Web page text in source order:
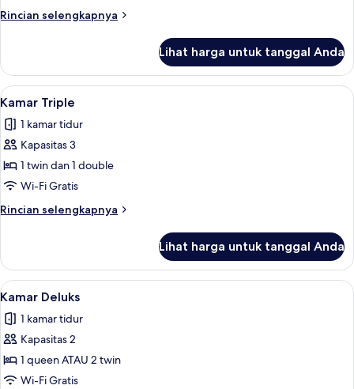
Rincian selengkapnya
Rincian
Kamar
Keluarga
Lihat harga untuk tanggal Anda
Lihat
semua
foto
untuk
Kamar
Triple
Brankas, meja kerja, kedap suara,
8
Kamar Triple
1 kamar tidur
Kapasitas 3
1 twin dan 1 double
Wi-Fi Gratis
Rincian selengkapnya
Rincian
Kamar
Triple
Lihat harga untuk tanggal Anda
Lihat
semua
foto
untuk
Kamar
Deluks
Brankas, meja kerja, kedap suara,
14
Kamar Deluks
1 kamar tidur
Kapasitas 2
1 queen ATAU 2 twin
Wi-Fi Gratis